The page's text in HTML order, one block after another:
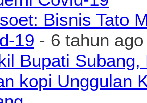
Bisnis Tato
19 - 6 tahun ago